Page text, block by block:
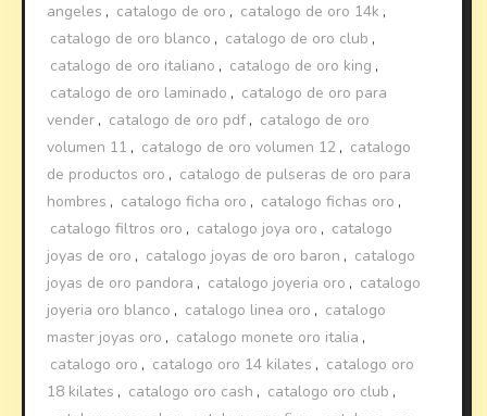
angeles , catalogo de oro , catalogo de oro 14k ,
catalogo de oro blanco , catalogo de oro club ,
catalogo de oro italiano , catalogo de oro king ,
catalogo de oro laminado , catalogo de oro para
vender , catalogo de oro pdf , catalogo de oro
volumen 11 , catalogo de oro volumen 12 , catalogo
de productos oro , catalogo de pulseras de oro para
hombres , catalogo ficha oro , catalogo fichas oro ,
catalogo filtros oro , catalogo joya oro , catalogo
joyas de oro , catalogo joyas de oro baron , catalogo
joyas de oro pandora , catalogo joyeria oro , catalogo
joyeria oro blanco , catalogo linea oro , catalogo
master joyas oro , catalogo monete oro italia ,
catalogo oro , catalogo oro 14 kilates , catalogo oro
18 kilates , catalogo oro cash , catalogo oro club ,